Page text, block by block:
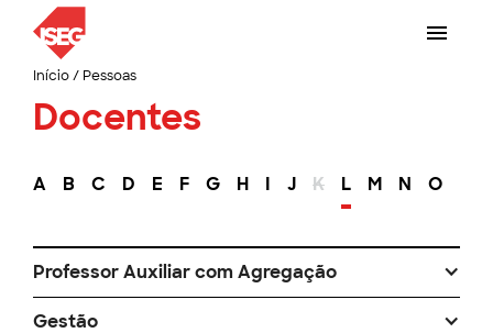
Início/ Pessoas
Docentes
A B C D E F G H I J K L M N O
Professor Auxiliar com Agregação
Gestão